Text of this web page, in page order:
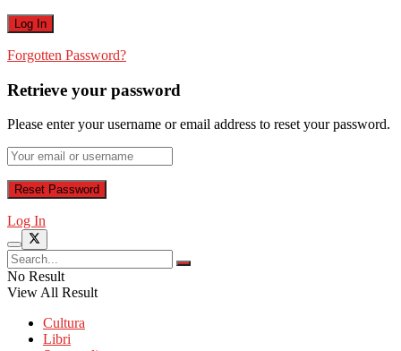
Forgotten Password?
Retrieve your password
Please enter your username or email address to reset your password.
Log In
No Result
View All Result
Cultura
Libri